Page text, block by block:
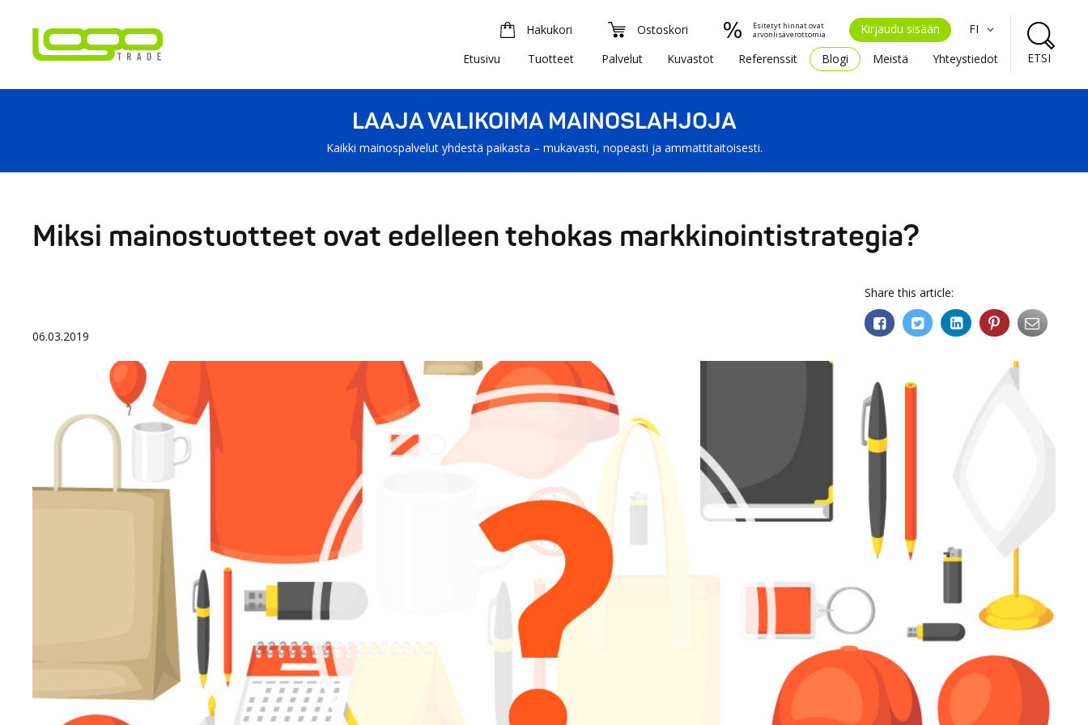
Hakukori Ostoskori
Esitetyt hinnat ovat
arvonlisäverottomia
Kirjaudu sisään
FI
Etusivu
Tuotteet Palvelut Kuvastot Referenssit Blogi Meistä Yhteystiedot ETSI
LAAJA VALIKOIMA MAINOSLAHJOJA
Kaikki mainospalvelut yhdestä paikasta – mukavasti, nopeasti ja ammattitaitoisesti.
Miksi mainostuotteet ovat edelleen tehokas markkinointistrategia?
06.03.2019
Share this article: